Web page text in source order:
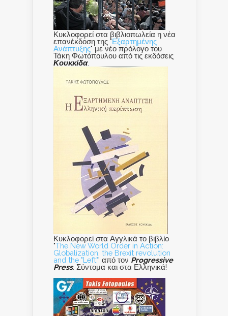
Κυκλοφορεί στα βιβλιοπωλεία η νέα
επανέκδοση της "Εξαρτημένης
Ανάπτυξης" με νέο πρόλογο του
Τάκη Φωτόπουλου από τις εκδόσεις
Κουκκίδα.
Κυκλοφορεί στα Αγγλικά το βιβλίο
"The New World Order in Action:
Globalization, the Brexit revolution
and the "Left"' από τον Progressive
Press. Σύντομα και στα Ελληνικά!